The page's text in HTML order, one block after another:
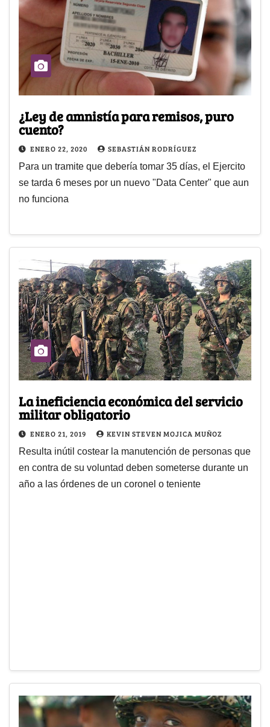
¿Ley de amnistía para remisos, puro
cuento?
ENERO 22, 2020 SEBASTIÁN RODRÍGUEZ
Para un tramite que debería tomar 35 días, el Ejercito
se tarda 6 meses por un nuevo "Data Center" que aun
no funciona
La ineficiencia económica del servicio
militar obligatorio
ENERO 21, 2019 KEVIN STEVEN MOJICA MUÑOZ
Resulta inútil costear la manutención de personas que
en contra de su voluntad deben someterse durante un
año a las órdenes de un coronel o teniente